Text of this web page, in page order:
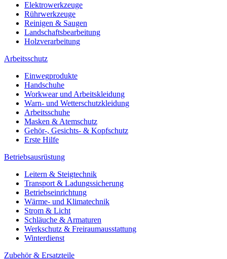
Elektrowerkzeuge
Rührwerkzeuge
Reinigen & Saugen
Landschaftsbearbeitung
Holzverarbeitung
Arbeitsschutz
Einwegprodukte
Handschuhe
Workwear und Arbeitskleidung
Warn- und Wetterschutzkleidung
Arbeitsschuhe
Masken & Atemschutz
Gehör-, Gesichts- & Kopfschutz
Erste Hilfe
Betriebsausrüstung
Leitern & Steigtechnik
Transport & Ladungssicherung
Betriebseinrichtung
Wärme- und Klimatechnik
Strom & Licht
Schläuche & Armaturen
Werkschutz & Freiraumausstattung
Winterdienst
Zubehör & Ersatzteile